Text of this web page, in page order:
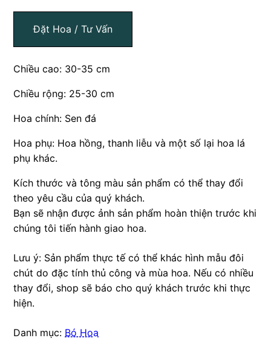
Đặt Hoa / Tư Vấn
Chiều cao: 30-35 cm
Chiều rộng: 25-30 cm
Hoa chính: Sen đá
Hoa phụ: Hoa hồng, thanh liễu và một số lại hoa lá
phụ khác.
Kích thước và tông màu sản phẩm có thể thay đổi
theo yêu cầu của quý khách.
Bạn sẽ nhận được ảnh sản phẩm hoàn thiện trước khi
chúng tôi tiến hành giao hoa.
Lưu ý: Sản phẩm thực tế có thể khác hình mẫu đôi
chút do đặc tính thủ công và mùa hoa. Nếu có nhiều
thay đổi, shop sẽ báo cho quý khách trước khi thực
hiện.
Danh mục: Bó Hoa